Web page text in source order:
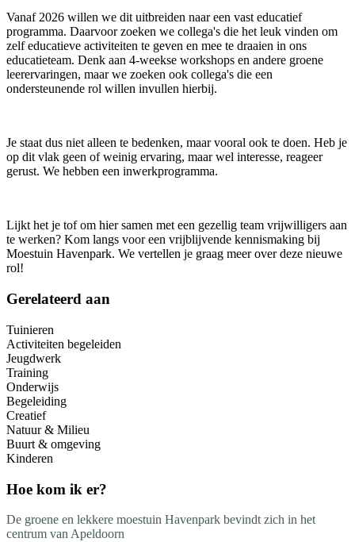
Vanaf 2026 willen we dit uitbreiden naar een vast educatief
programma. Daarvoor zoeken we collega's die het leuk vinden om
zelf educatieve activiteiten te geven en mee te draaien in ons
educatieteam. Denk aan 4-weekse workshops en andere groene
leerervaringen, maar we zoeken ook collega's die een
ondersteunende rol willen invullen hierbij.
Je staat dus niet alleen te bedenken, maar vooral ook te doen. Heb je
op dit vlak geen of weinig ervaring, maar wel interesse, reageer
gerust. We hebben een inwerkprogramma.
Lijkt het je tof om hier samen met een gezellig team vrijwilligers aan
te werken? Kom langs voor een vrijblijvende kennismaking bij
Moestuin Havenpark. We vertellen je graag meer over deze nieuwe
rol!
Gerelateerd aan
Tuinieren
Activiteiten begeleiden
Jeugdwerk
Training
Onderwijs
Begeleiding
Creatief
Natuur & Milieu
Buurt & omgeving
Kinderen
Hoe kom ik er?
De groene en lekkere moestuin Havenpark bevindt zich in het
centrum van Apeldoorn